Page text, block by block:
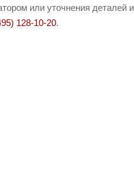
или уточнения
128-10-20.